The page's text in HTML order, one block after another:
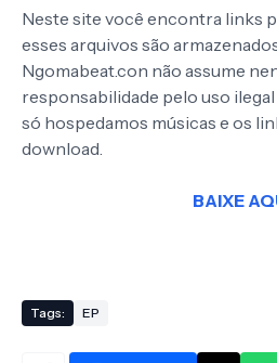
Neste site você encontra links
esses arquivos são
Ngomabeat.con não assume
responsabilidade pelo uso
só hospedamos músicas e os
download.
BAIXE
Tags: EP